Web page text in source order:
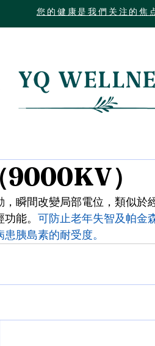
您的健康是我們关注的焦
9000KV）
瞬間改變局部電位，類似於
能。 可防止老年失智及帕金
胰島素的耐受度。